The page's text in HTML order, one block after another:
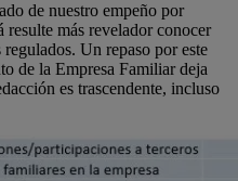
de nuestro empeño por
más revelador conocer
Un repaso por este
de la Empresa Familiar deja
es trascendente, incluso